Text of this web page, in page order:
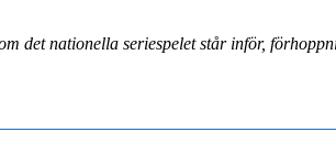
det nationella seriespelet står inför,